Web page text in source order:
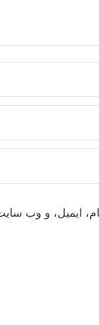
ایمیل، و وب